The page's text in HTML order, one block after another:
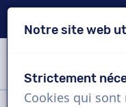
VoiceProductions
Notre site web
Strictement
Cookies qui sont